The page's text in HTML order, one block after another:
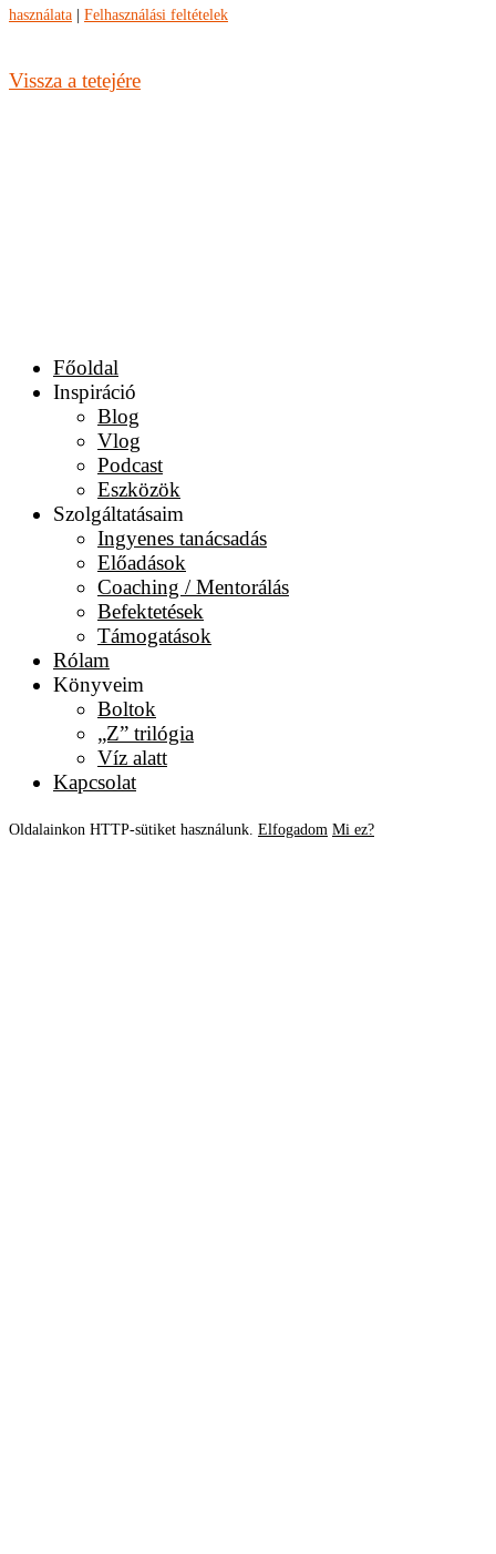
használata
Felhasználási feltételek
Vissza a tetejére
Főoldal
Inspiráció
Blog
Vlog
Podcast
Eszközök
Szolgáltatásaim
Ingyenes tanácsadás
Előadások
Coaching / Mentorálás
Befektetések
Támogatások
Rólam
Könyveim
Boltok
„Z” trilógia
Víz alatt
Kapcsolat
Oldalainkon HTTP-sütiket használunk. Elfogadom Mi ez?